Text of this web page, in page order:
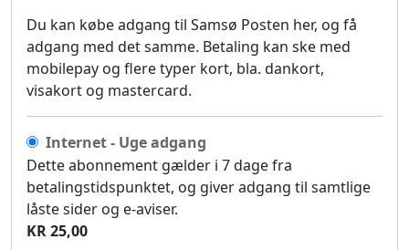
Du kan købe adgang til Samsø Posten her, og få
adgang med det samme. Betaling kan ske med
mobilepay og flere typer kort, bla. dankort,
visakort og mastercard.
Internet - Uge adgang
Dette abonnement gælder i 7 dage fra
betalingstidspunktet, og giver adgang til samtlige
låste sider og e-aviser.
KR 25,00